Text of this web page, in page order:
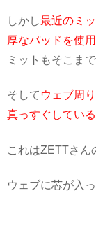
しかし最近のミ
厚なパッドを使
ミットもそこま
そして ウェブ周
真っすぐしている
これはZETTさん
ウェブに芯が入